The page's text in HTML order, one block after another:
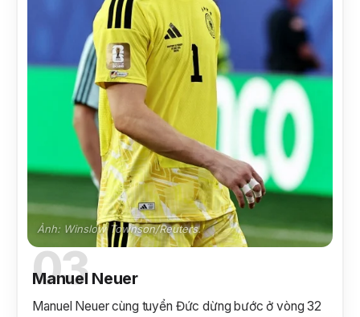
Ảnh: Winslow Townson/Reuters.
03
Manuel Neuer
Manuel Neuer cùng tuyển Đức dừng bước ở vòng 32